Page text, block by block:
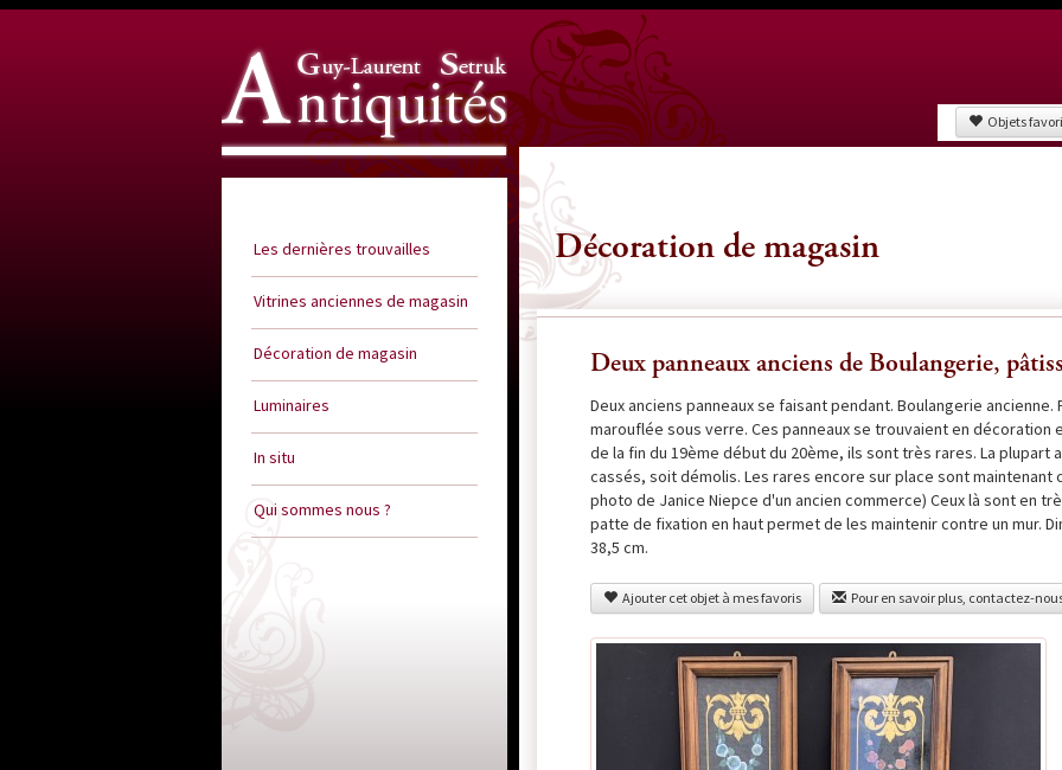
Les dernières trouvailles
Vitrines anciennes de magasin
Décoration de magasin
Luminaires
In situ
Qui sommes nous ?
Objets
Décoration de magasin
Deux panneaux anciens de Boulangerie,
Deux anciens panneaux se faisant pendant. Boulangerie
marouflée sous verre. Ces panneaux se trouvaient en décoration
de la fin du 19ème début du 20ème, ils sont très rares. La
cassés, soit démolis. Les rares encore sur place sont maintenant
photo de Janice Niepce d'un ancien commerce) Ceux là sont en
patte de fixation en haut permet de les maintenir contre un mur.
38,5 cm.
Ajouter cet objet à mes favoris Pour en savoir plus, contactez-